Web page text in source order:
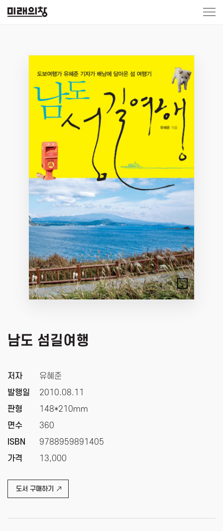
남도 섬길여행
저자
발행일
판형
면수
ISBN
가격
유혜준
2010.08.11
148*210mm
360
9788959891405
13,000
도서 구매하기